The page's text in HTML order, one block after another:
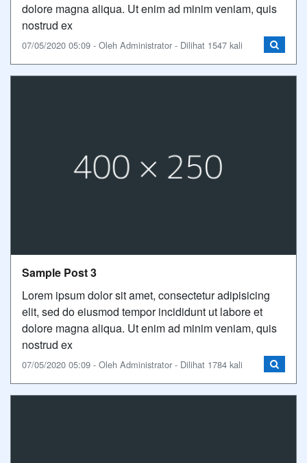
dolore magna aliqua. Ut enim ad minim veniam, quis
nostrud ex
07/05/2020 05:09 - Oleh Administrator - Dilihat 1547 kali
Sample Post 3
Lorem ipsum dolor sit amet, consectetur adipisicing
elit, sed do eiusmod tempor incididunt ut labore et
dolore magna aliqua. Ut enim ad minim veniam, quis
nostrud ex
07/05/2020 05:09 - Oleh Administrator - Dilihat 1784 kali